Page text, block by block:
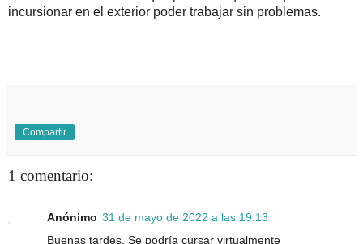
incursionar en el exterior poder trabajar sin problemas.
Compartir
1 comentario:
Anónimo 31 de mayo de 2022 a las 19:13
Buenas tardes. Se podría cursar virtualmente